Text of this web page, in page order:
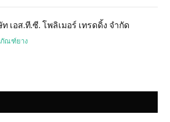
เอส.ที.ซี. โพลิเมอร์ เทรดดิ้ง จำกัด
ณฑ์ยาง